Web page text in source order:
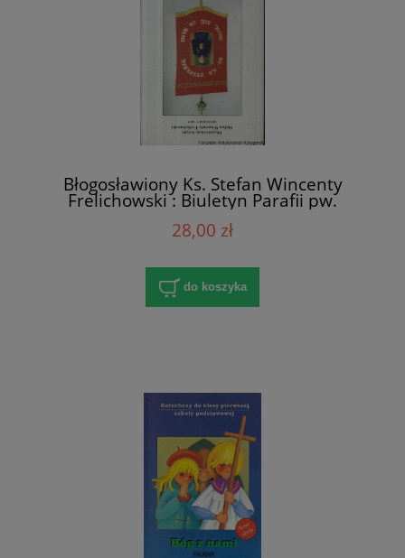
Błogosławiony Ks. Stefan Wincenty
Frelichowski : Biuletyn Parafii pw.
Wniebowzięcia Najświętszej Marii Panny i
Błogosławionego Ks. Stefana Wincentego
zbiorowa
28,00 zł
do koszyka